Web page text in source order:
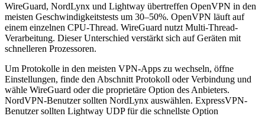
WireGuard, NordLynx und Lightway übertreffen OpenVPN in den
meisten Geschwindigkeitstests um 30–50%. OpenVPN läuft auf
einem einzelnen CPU-Thread. WireGuard nutzt Multi-Thread-
Verarbeitung. Dieser Unterschied verstärkt sich auf Geräten mit
schnelleren Prozessoren.
Um Protokolle in den meisten VPN-Apps zu wechseln, öffne
Einstellungen, finde den Abschnitt Protokoll oder Verbindung und
wähle WireGuard oder die proprietäre Option des Anbieters.
NordVPN-Benutzer sollten NordLynx auswählen. ExpressVPN-
Benutzer sollten Lightway UDP für die schnellste Option